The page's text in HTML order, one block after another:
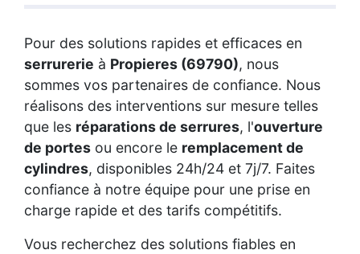
Pour des solutions rapides et efficaces en
serrurerie à Propieres (69790), nous
sommes vos partenaires de confiance. Nous
réalisons des interventions sur mesure telles
que les réparations de serrures, l'ouverture
de portes ou encore le remplacement de
cylindres, disponibles 24h/24 et 7j/7. Faites
confiance à notre équipe pour une prise en
charge rapide et des tarifs compétitifs.
Vous recherchez des solutions fiables en